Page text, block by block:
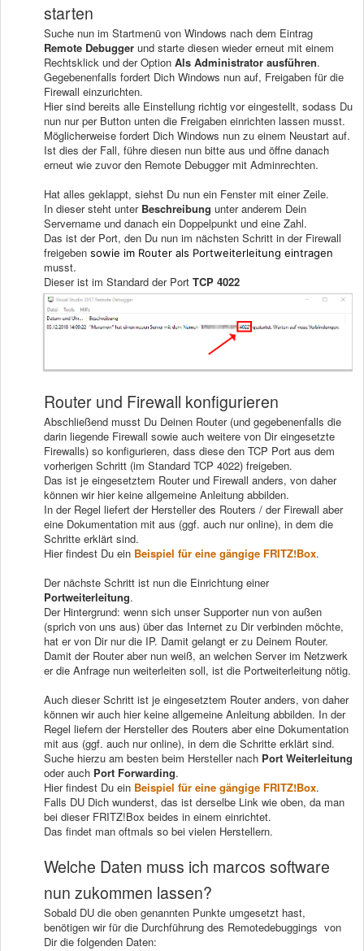
starten
Suche nun im Startmenü von Windows nach dem Eintrag
Remote Debugger und starte diesen wieder erneut mit einem
Rechtsklick und der Option Als Administrator ausführen.
Gegebenenfalls fordert Dich Windows nun auf, Freigaben für die
Firewall einzurichten.
Hier sind bereits alle Einstellung richtig vor eingestellt, sodass Du
nun nur per Button unten die Freigaben einrichten lassen musst.
Möglicherweise fordert Dich Windows nun zu einem Neustart auf.
Ist dies der Fall, führe diesen nun bitte aus und öffne danach
erneut wie zuvor den Remote Debugger mit Adminrechten.
Hat alles geklappt, siehst Du nun ein Fenster mit einer Zeile.
In dieser steht unter Beschreibung unter anderem Dein
Servername und danach ein Doppelpunkt und eine Zahl.
Das ist der Port, den Du nun im nächsten Schritt in der Firewall
freigeben sowie im Router als Portweiterleitung eintragen
musst.
Dieser ist im Standard der Port TCP 4022
Router und Firewall konfigurieren
Abschließend musst Du Deinen Router (und gegebenenfalls die
darin liegende Firewall sowie auch weitere von Dir eingesetzte
Firewalls) so konfigurieren, dass diese den TCP Port aus dem
vorherigen Schritt (im Standard TCP 4022) freigeben.
Das ist je eingesetztem Router und Firewall anders, von daher
können wir hier keine allgemeine Anleitung abbilden.
In der Regel liefert der Hersteller des Routers / der Firewall aber
eine Dokumentation mit aus (ggf. auch nur online), in dem die
Schritte erklärt sind.
Hier findest Du ein Beispiel für eine gängige FRITZ!Box.
Der nächste Schritt ist nun die Einrichtung einer
Portweiterleitung.
Der Hintergrund: wenn sich unser Supporter nun von außen
(sprich von uns aus) über das Internet zu Dir verbinden möchte,
hat er von Dir nur die IP. Damit gelangt er zu Deinem Router.
Damit der Router aber nun weiß, an welchen Server im Netzwerk
er die Anfrage nun weiterleiten soll, ist die Portweiterleitung nötig.
Auch dieser Schritt ist je eingesetztem Router anders, von daher
können wir auch hier keine allgemeine Anleitung abbilden. In der
Regel liefern der Hersteller des Routers aber eine Dokumentation
mit aus (ggf. auch nur online), in dem die Schritte erklärt sind.
Suche hierzu am besten beim Hersteller nach Port Weiterleitung
oder auch Port Forwarding.
Hier findest Du ein Beispiel für eine gängige FRITZ!Box.
Falls DU Dich wunderst, das ist derselbe Link wie oben, da man
bei dieser FRITZ!Box beides in einem einrichtet.
Das findet man oftmals so bei vielen Herstellern.
Welche Daten muss ich marcos software
nun zukommen lassen?
Sobald DU die oben genannten Punkte umgesetzt hast,
benötigen wir für die Durchführung des Remotedebuggings von
Dir die folgenden Daten: